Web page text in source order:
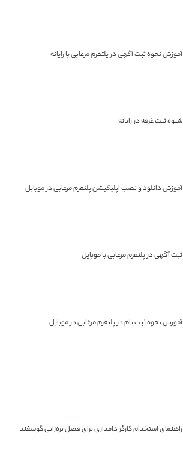
آموزش نحوه ثبت آگهی در پلتفرم مرغابی با رایانه
شیوه ثبت غرفه در رایانه
آموزش دانلود و نصب اپلیکیشن پلتفرم مرغابی در موبایل
ثبت آگهی در پلتفرم مرغابی با موبایل
آموزش نحوه ثبت نام در پلتفرم مرغابی در موبایل
راهنمای استخدام کارگر دامداری برای فصل بره‌زایی گوسفند